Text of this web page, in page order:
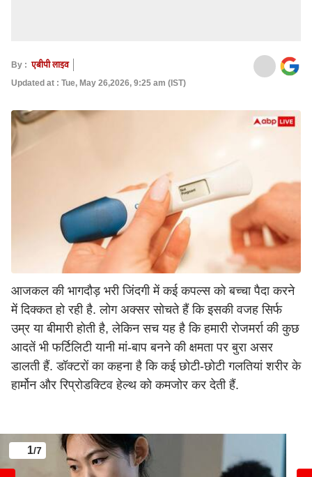
By : एबीपी लाइव
Updated at : Tue, May 26,2026, 9:25 am (IST)
आजकल की भागदौड़ भरी जिंदगी में कई कपल्स को बच्चा पैदा करने
में दिक्कत हो रही है. लोग अक्सर सोचते हैं कि इसकी वजह सिर्फ
उम्र या बीमारी होती है, लेकिन सच यह है कि हमारी रोजमर्रा की कुछ
आदतें भी फर्टिलिटी यानी मां-बाप बनने की क्षमता पर बुरा असर
डालती हैं. डॉक्टरों का कहना है कि कई छोटी-छोटी गलतियां शरीर के
हार्मोन और रिप्रोडक्टिव हेल्थ को कमजोर कर देती हैं.
1/7